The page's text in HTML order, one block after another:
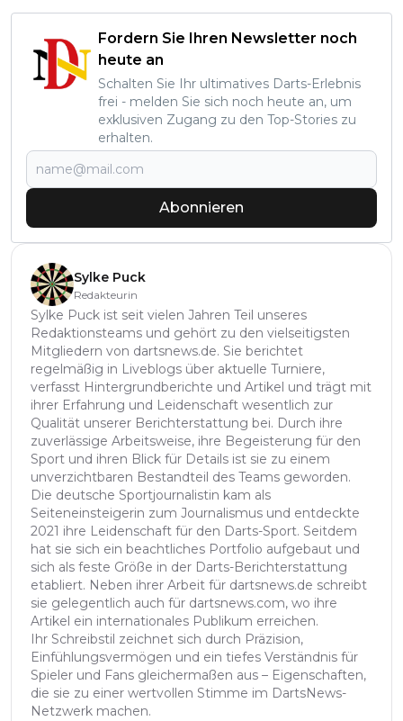
Fordern Sie Ihren Newsletter noch
heute an
Schalten Sie Ihr ultimatives Darts-Erlebnis
frei - melden Sie sich noch heute an, um
exklusiven Zugang zu den Top-Stories zu
erhalten.
Abonnieren
Sylke Puck
Redakteurin
Sylke Puck ist seit vielen Jahren Teil unseres
Redaktionsteams und gehört zu den vielseitigsten
Mitgliedern von dartsnews.de. Sie berichtet
regelmäßig in Liveblogs über aktuelle Turniere,
verfasst Hintergrundberichte und Artikel und trägt mit
ihrer Erfahrung und Leidenschaft wesentlich zur
Qualität unserer Berichterstattung bei. Durch ihre
zuverlässige Arbeitsweise, ihre Begeisterung für den
Sport und ihren Blick für Details ist sie zu einem
unverzichtbaren Bestandteil des Teams geworden.
Die deutsche Sportjournalistin kam als
Seiteneinsteigerin zum Journalismus und entdeckte
2021 ihre Leidenschaft für den Darts-Sport. Seitdem
hat sie sich ein beachtliches Portfolio aufgebaut und
sich als feste Größe in der Darts-Berichterstattung
etabliert. Neben ihrer Arbeit für dartsnews.de schreibt
sie gelegentlich auch für dartsnews.com, wo ihre
Artikel ein internationales Publikum erreichen.
Ihr Schreibstil zeichnet sich durch Präzision,
Einfühlungsvermögen und ein tiefes Verständnis für
Spieler und Fans gleichermaßen aus – Eigenschaften,
die sie zu einer wertvollen Stimme im DartsNews-
Netzwerk machen.